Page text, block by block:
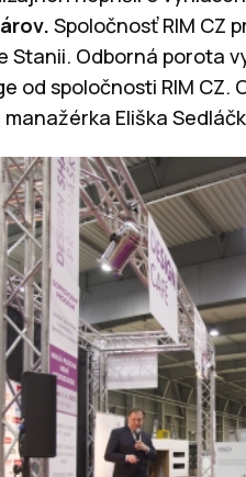
Spoločnosť RIM CZ
Stanii. Odborná porota
od spoločnosti RIM
Eliška